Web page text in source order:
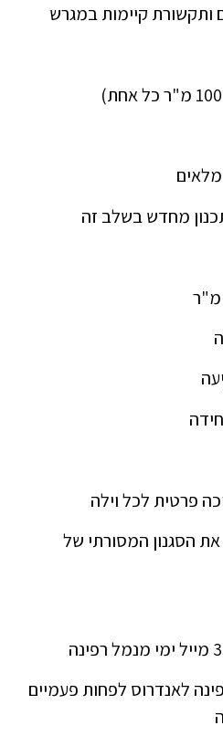
קיימות במגרש
מלאים
מחדש בשלב זה
פרטית לכל וילה
הסגנון המסורתי של
לאנדרוס לפחות פעמיים